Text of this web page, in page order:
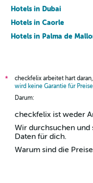
Hotels in Dubai
Hotels in Caorle
Hotels in Palma de
*
checkfelix arbeitet hart
wird keine Garantie für
Darum:
checkfelix ist weder
Wir durchsuchen und
Daten für dich.
Warum sind die